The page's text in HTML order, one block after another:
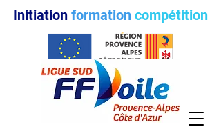
Initiation formation compétition